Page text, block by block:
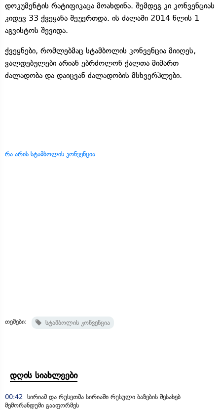
დოკუმენტის რატიფიკაცა მოახდინა. შემდეგ კი კონვენციას
კიდევ 33 ქვეყანა შეუერთდა. ის ძალაში 2014 წლის 1
აგვისტოს შევიდა.
ქვეყნები, რომლებმაც სტამბოლის კონვენცია მიიღეს,
ვალდებულები არიან ებრძოლონ ქალთა მიმართ
ძალადობა და დაიცვან ძალადობის მსხვერპლები.
რა არის სტამბოლის კონვენცია
თემები: სტამბოლის კონვენცია
დღის სიახლეები
00:42 სირიამ და რუსეთმა სირიაში რუსული ბაზების შესახებ
მემორანდუმი გააფორმეს